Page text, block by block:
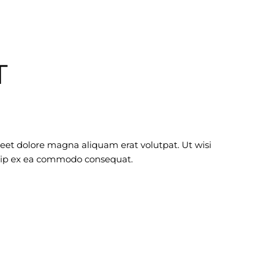
dolore magna aliquam erat volutpat. Ut wisi
ex ea commodo consequat.